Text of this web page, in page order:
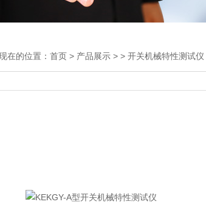
在的位置： 首页 > 产品展示 > > 开关机械特性测试仪